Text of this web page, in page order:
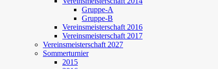
Gruppe-A
Gruppe-B
Vereinsmeisterschaft 2016
Vereinsmeisterschaft 2017
Vereinsmeisterschaft 2027
Sommerturnier
2015